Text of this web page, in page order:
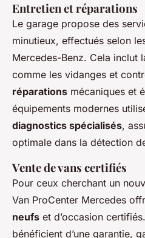
Entretien et réparations
Le garage propose des
minutieux, effectués selon
Mercedes-Benz. Cela inclut
comme les vidanges et
réparations mécaniques et
équipements modernes
diagnostics spécialisés,
optimale dans la détection
Vente de vans certifiés
Pour ceux cherchant un
Van ProCenter Mercedes
neufs et d’occasion
bénéficient d’une garantie,